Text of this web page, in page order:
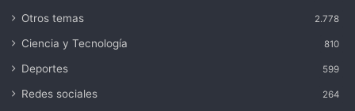
Otros temas 2.778
Ciencia y Tecnología 810
Deportes 599
Redes sociales 264